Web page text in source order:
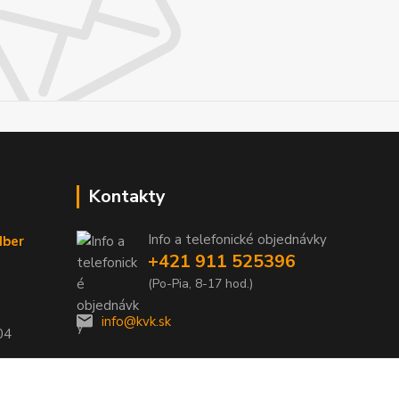
Kontakty
Info a telefonické objednávky
+421 911 525396
(Po-Pia, 8-17 hod.)
info@kvk.sk